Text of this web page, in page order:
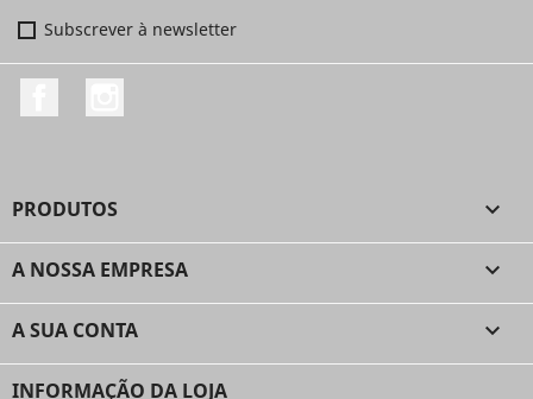
Subscrever à newsletter
PRODUTOS 
A NOSSA EMPRESA 
A SUA CONTA 
INFORMAÇÃO DA LOJA